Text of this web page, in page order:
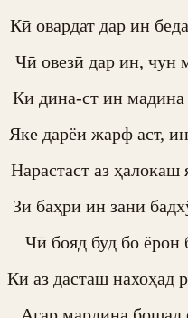
Кӣ овардат дар ин
Чӣ овезӣ дар ин, чун
Ки дина-ст ин мадина
Яке дарёи жарф аст,
Нарастаст аз ҳалокаш
Зи баҳри ин зани
Чӣ бояд буд бо ёрон
Ки аз дасташ нахоҳад